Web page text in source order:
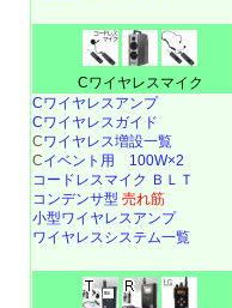
Cワイヤレスマイク
Cワイヤレスアンプ
Cワイヤレスガイド
Cワイヤレス増設一覧
Cイベント用 100W×2
コードレスマイク ＢＬＴ
コンデンサ型 売れ筋
小型ワイヤレスアンプ
ワイヤレスシステム一覧